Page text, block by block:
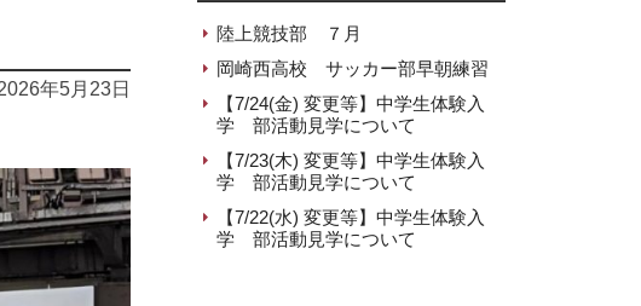
年5月23日
陸上競技部 ７月
岡崎西高校 サッカー部早朝練習
【7/24(金) 変更等】中学生体験入
学 部活動見学について
【7/23(木) 変更等】中学生体験入
学 部活動見学について
【7/22(水) 変更等】中学生体験入
学 部活動見学について